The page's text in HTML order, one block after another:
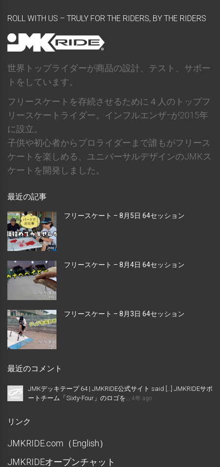
ROLL WITH US – TRULY FOR THE RIDERS, BY THE RIDERS
世界トップライダーが商品の設計、テスト、サポー
トをしています。
フリースケートを存続させるために４人のトップフ
リースケートライダー。インフルエンザｰが2015年
に設立。
子供や初心者からプロライダーまで誰もがフリース
ケートを楽しめる、ユニバーサルデザインのJMKス
ケートを開発しました。
最近の記事
フリースケート – 8月5日 64セッション
フリースケート – 8月4日 64セッション
フリースケート – 8月3日 64セッション
最近のコメント
JMKデッキテープ 64 | JMKRIDE公式サイト said […] JMKRIDEサポ
ートチーム「Sixty-Four」のロゴを...
4年 ago
リンク
JMKRIDE.com（English）
JMKRIDEオープンチャット